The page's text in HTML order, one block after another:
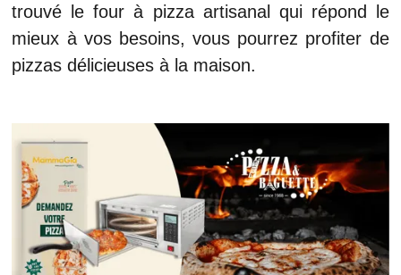
trouvé le four à pizza artisanal qui répond le
mieux à vos besoins, vous pourrez profiter de
pizzas délicieuses à la maison.